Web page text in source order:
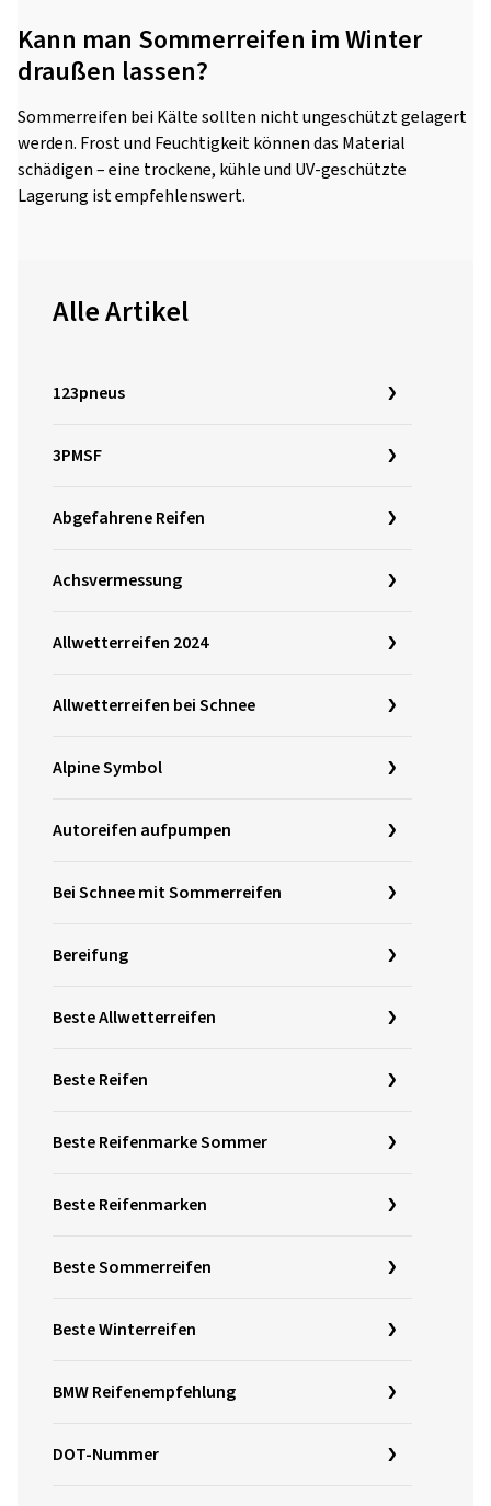
Kann man Sommerreifen im Winter
draußen lassen?
Sommerreifen bei Kälte sollten nicht ungeschützt gelagert
werden. Frost und Feuchtigkeit können das Material
schädigen – eine trockene, kühle und UV-geschützte
Lagerung ist empfehlenswert.
Alle Artikel
123pneus
3PMSF
Abgefahrene Reifen
Achsvermessung
Allwetterreifen 2024
Allwetterreifen bei Schnee
Alpine Symbol
Autoreifen aufpumpen
Bei Schnee mit Sommerreifen
Bereifung
Beste Allwetterreifen
Beste Reifen
Beste Reifenmarke Sommer
Beste Reifenmarken
Beste Sommerreifen
Beste Winterreifen
BMW Reifenempfehlung
DOT-Nummer